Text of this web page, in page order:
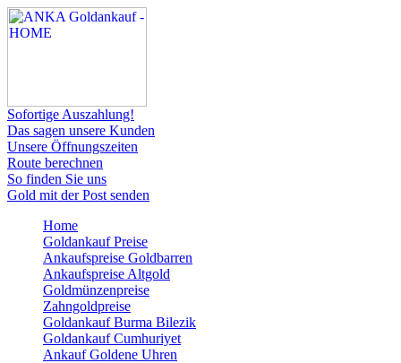
Sofortige Auszahlung!
Das sagen unsere Kunden
Unsere Öffnungszeiten
Route berechnen
So finden Sie uns
Gold mit der Post senden
Home
Goldankauf Preise
Ankaufspreise Goldbarren
Ankaufspreise Altgold
Goldmünzenpreise
Zahngoldpreise
Goldankauf Burma Bilezik
Goldankauf Cumhuriyet
Ankauf Goldene Uhren